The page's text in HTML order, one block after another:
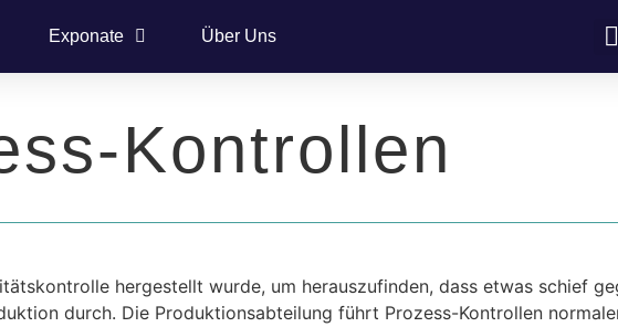
Exponate Über Uns
Kontrollen
hergestellt wurde, um herauszufinden, dass etwas schief
durch. Die Produktionsabteilung führt Prozess-Kontrollen